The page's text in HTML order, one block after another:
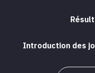
Introduction des